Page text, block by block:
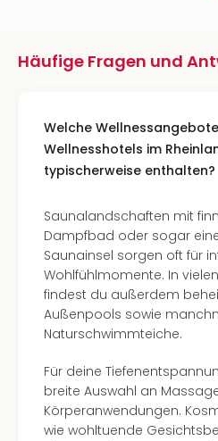
Häufige Fragen und
Welche
Wellnesshotels im
typischerweise enthalten?
Saunalandschaften mit
Dampfbad oder sogar
Saunainsel sorgen oft für
Wohlfühlmomente. In
findest du außerdem
Außenpools sowie
Naturschwimmteiche.
Für deine
breite Auswahl an
Körperanwendungen.
wie wohltuende